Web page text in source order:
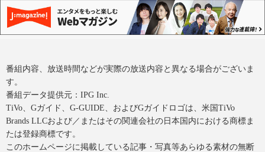
番組内容、放送時間などが実際の放送内容と異なる場合がございま
す。
番組データ提供元：IPG Inc.
TiVo、Gガイド、G-GUIDE、およびGガイドロゴは、米国TiVo
Brands LLCおよび／またはその関連会社の日本国内における商標ま
たは登録商標です。
このホームページに掲載している記事・写真等あらゆる素材の無断